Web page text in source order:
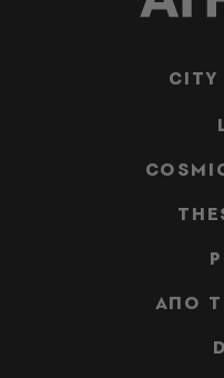
CITY
ΑΠΟ